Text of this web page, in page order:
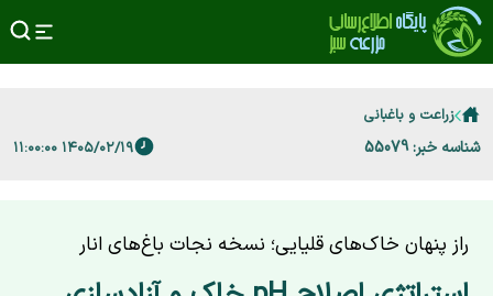
زراعت و باغبانی
شناسه خبر: 55079 ۱۴۰۵/۰۲/۱۹ ۱۱:۰۰:۰۰
راز پنهان خاک‌های قلیایی؛ نسخه نجات باغ‌های انار